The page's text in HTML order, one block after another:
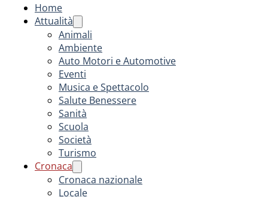
Home
Attualità
Animali
Ambiente
Auto Motori e Automotive
Eventi
Musica e Spettacolo
Salute Benessere
Sanità
Scuola
Società
Turismo
Cronaca
Cronaca nazionale
Locale